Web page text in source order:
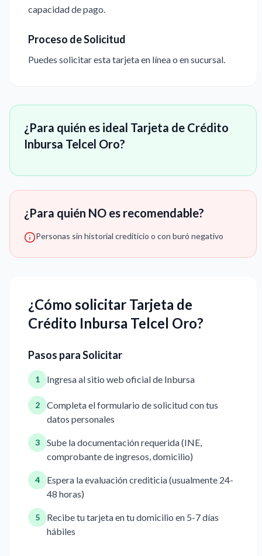
capacidad de pago.
Proceso de Solicitud
Puedes solicitar esta tarjeta en línea o en sucursal.
¿Para quién es ideal Tarjeta de Crédito
Inbursa Telcel Oro?
¿Para quién NO es recomendable?
Personas sin historial crediticio o con buró negativo
¿Cómo solicitar Tarjeta de
Crédito Inbursa Telcel Oro?
Pasos para Solicitar
1 Ingresa al sitio web oficial de Inbursa
2
Completa el formulario de solicitud con tus
datos personales
3
Sube la documentación requerida (INE,
comprobante de ingresos, domicilio)
4
Espera la evaluación crediticia (usualmente 24-
48 horas)
5
Recibe tu tarjeta en tu domicilio en 5-7 días
hábiles